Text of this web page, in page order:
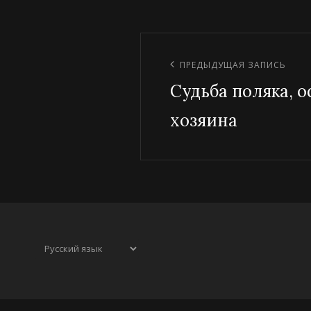
записям
Предыдущая
запись
ПРЕДЫДУЩАЯ ЗАПИСЬ
Судьба поляка,
хозяина
Выбрать